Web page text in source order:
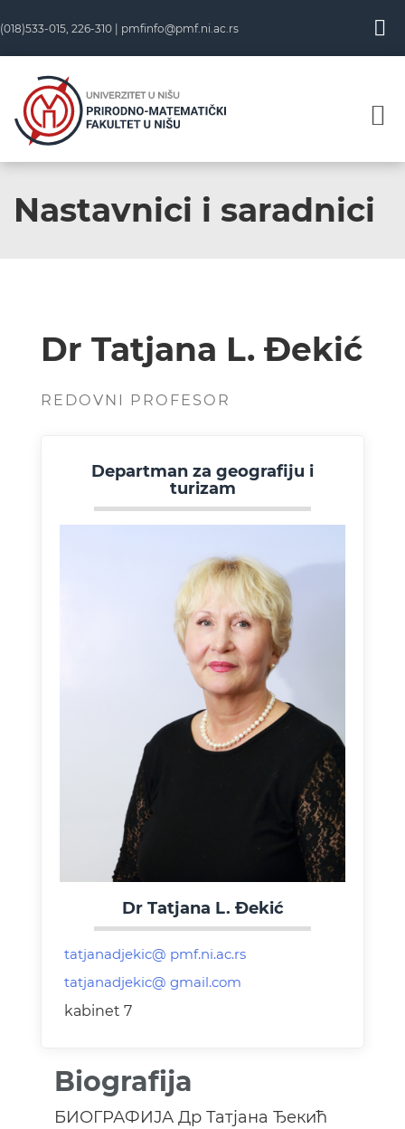
(018)533-015, 226-310 | pmfinfo@pmf.ni.ac.rs
Nastavnici i saradnici
Dr Tatjana L. Đekić
REDOVNI PROFESOR
Departman za geografiju i
turizam
Dr Tatjana L. Đekić
kabinet 7
Biografija
БИОГРАФИЈА Др Татјана Ђекић